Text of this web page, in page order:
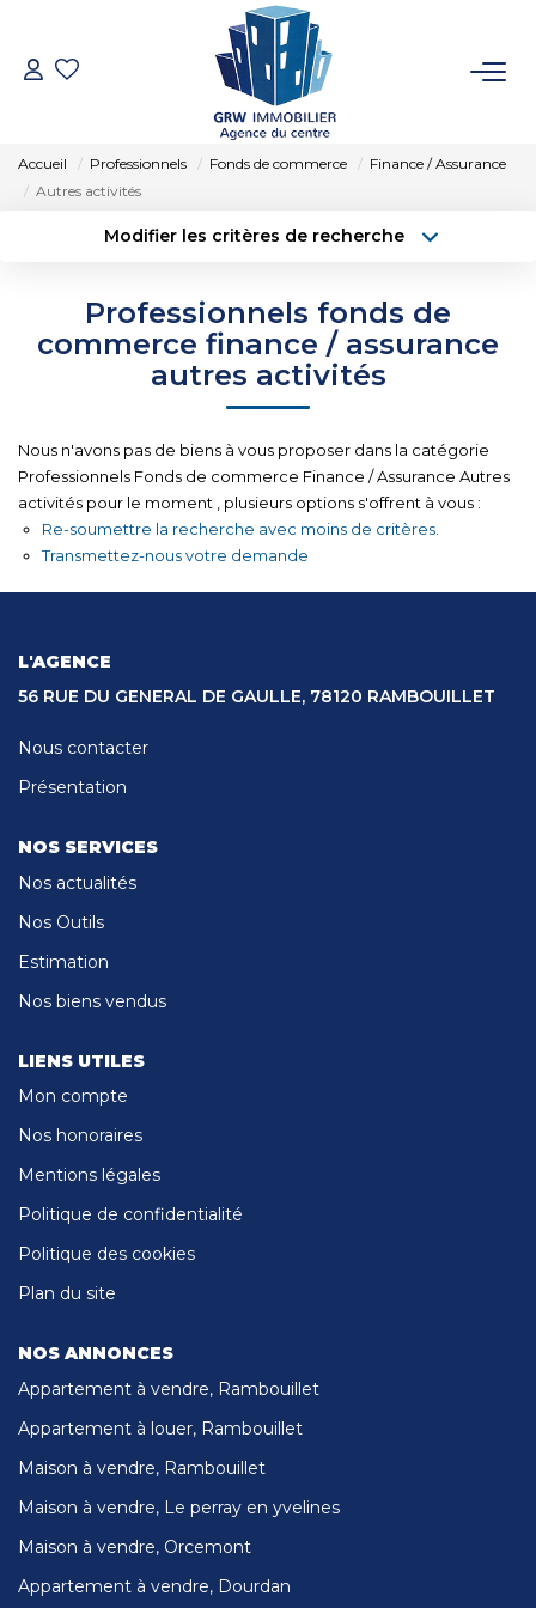
ACCUEIL
SYNDIC
ESTIMATION
NOTRE AGENCE
CONTACT
Accueil Professionnels Fonds de commerce
Finance / Assurance
Autres activités
Modifier les critères de recherche
Sélectionnez...
Type de bien
Surface min
Créer une alerte
Professionnels fonds de
commerce finance / assurance
autres activités
Nous n'avons pas de biens à vous proposer dans la catégorie
Professionnels Fonds de commerce Finance / Assurance Autres
activités pour le moment , plusieurs options s'offrent à vous :
Re-soumettre la recherche avec moins de critères.
Transmettez-nous votre demande
L'AGENCE
56 RUE DU GENERAL DE GAULLE, 78120 RAMBOUILLET
Nous contacter
Présentation
NOS SERVICES
Nos actualités
Nos Outils
Estimation
Nos biens vendus
LIENS UTILES
Mon compte
Nos honoraires
Mentions légales
Politique de confidentialité
Politique des cookies
Plan du site
NOS ANNONCES
Appartement à vendre, Rambouillet
Appartement à louer, Rambouillet
Maison à vendre, Rambouillet
Maison à vendre, Le perray en yvelines
Maison à vendre, Orcemont
Appartement à vendre, Dourdan